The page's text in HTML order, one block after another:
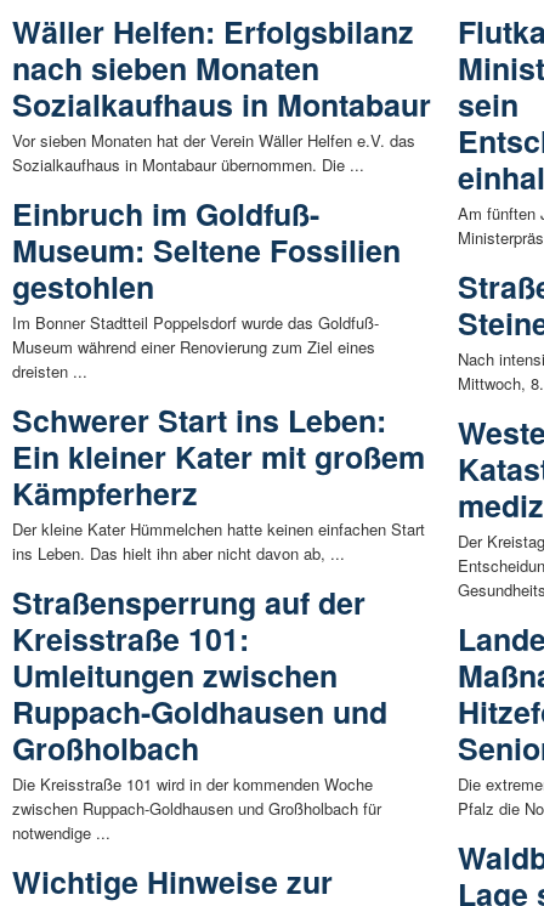
Wäller Helfen: Erfolgsbilanz
nach sieben Monaten
Sozialkaufhaus in Montabaur
Vor sieben Monaten hat der Verein Wäller Helfen e.V. das
Sozialkaufhaus in Montabaur übernommen. Die ...
Einbruch im Goldfuß-
Museum: Seltene Fossilien
gestohlen
Im Bonner Stadtteil Poppelsdorf wurde das Goldfuß-
Museum während einer Renovierung zum Ziel eines
dreisten ...
Schwerer Start ins Leben:
Ein kleiner Kater mit großem
Kämpferherz
Der kleine Kater Hümmelchen hatte keinen einfachen Start
ins Leben. Das hielt ihn aber nicht davon ab, ...
Straßensperrung auf der
Kreisstraße 101:
Umleitungen zwischen
Ruppach-Goldhausen und
Großholbach
Die Kreisstraße 101 wird in der kommenden Woche
zwischen Ruppach-Goldhausen und Großholbach für
notwendige ...
Wichtige Hinweise zur
sein
Am fünften
Nach
Mittwoch,
Der
Die
Pfalz die
Lage